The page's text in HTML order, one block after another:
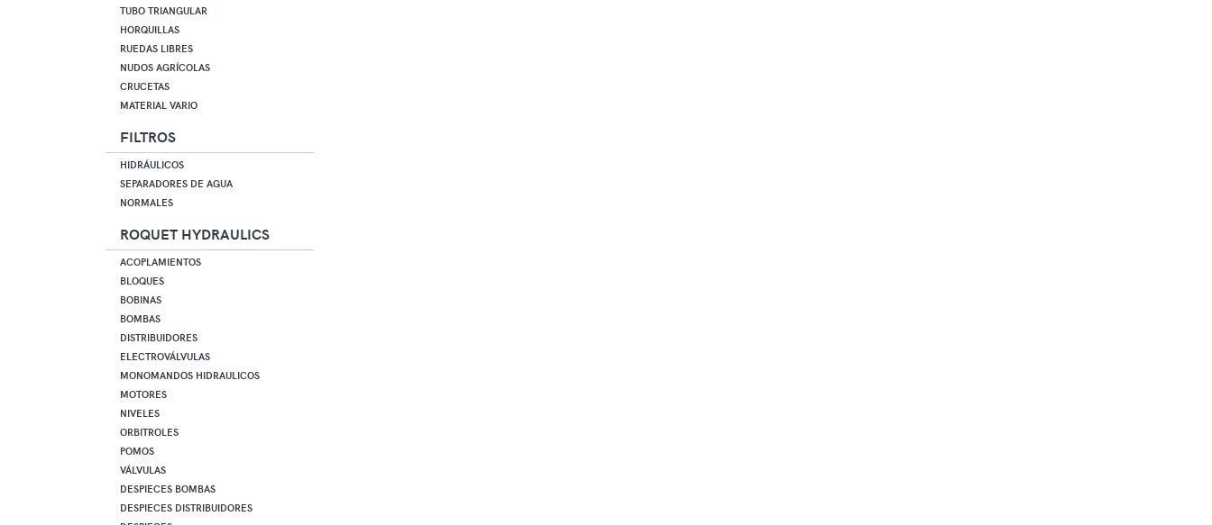
TUBO TRIANGULAR
HORQUILLAS
RUEDAS LIBRES
NUDOS AGRÍCOLAS
CRUCETAS
MATERIAL VARIO
FILTROS
HIDRÁULICOS
SEPARADORES DE AGUA
NORMALES
ROQUET HYDRAULICS
ACOPLAMIENTOS
BLOQUES
BOBINAS
BOMBAS
DISTRIBUIDORES
ELECTROVÁLVULAS
MONOMANDOS HIDRAULICOS
MOTORES
NIVELES
ORBITROLES
POMOS
VÁLVULAS
DESPIECES BOMBAS
DESPIECES DISTRIBUIDORES